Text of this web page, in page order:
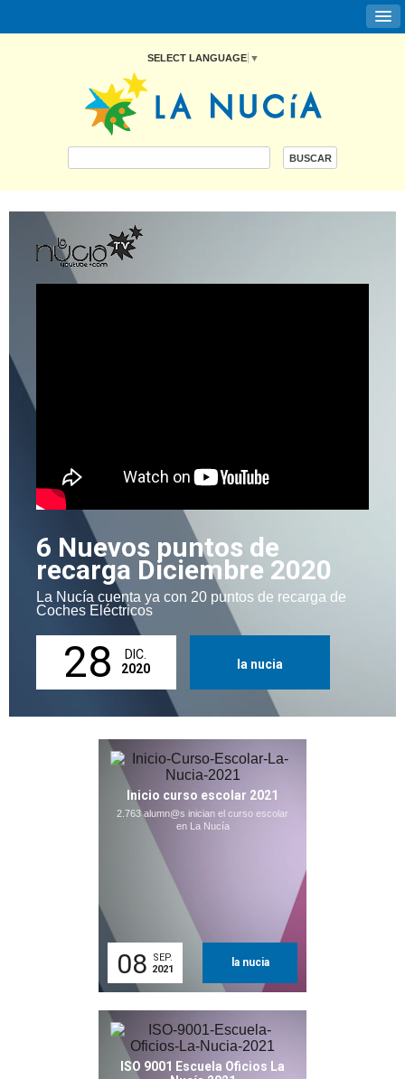
SELECT LANGUAGE ▼
6 Nuevos puntos de
recarga Diciembre 2020
La Nucía cuenta ya con 20 puntos de recarga de
Coches Eléctricos
28
DIC.
2020
la nucia
Inicio curso escolar 2021
2.763 alumn@s inician el curso escolar
en La Nucía
08
SEP.
2021
la nucia
ISO 9001 Escuela Oficios La